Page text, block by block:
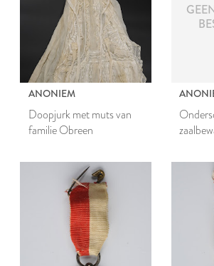
ANONIEM
Doopjurk met muts van
familie Obreen